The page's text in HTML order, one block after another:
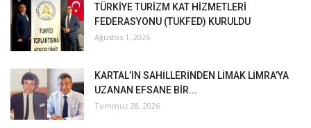
TÜRKİYE TURİZM KAT HİZMETLERİ
FEDERASYONU (TUKFED) KURULDU
Ağustos 1, 2026
KARTAL’IN SAHİLLERİNDEN LİMAK LİMRA’YA
UZANAN EFSANE BİR...
Temmuz 28, 2026